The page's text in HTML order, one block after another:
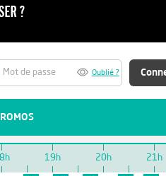
Oublié ?
19h 20h 21h